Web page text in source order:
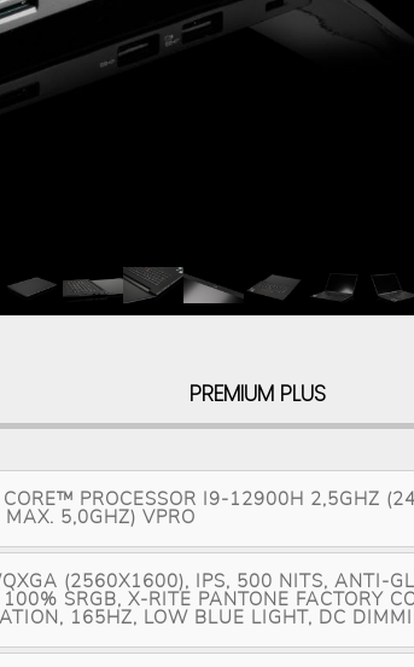
PREMIUM PLUS
PROCESSOR I9-12900H 2,5GHZ
MAX. 5,0GHZ) VPRO
(2560X1600), IPS, 500 NITS, ANTI-
SRGB, X-RITE PANTONE FACTORY
165HZ, LOW BLUE LIGHT, DC